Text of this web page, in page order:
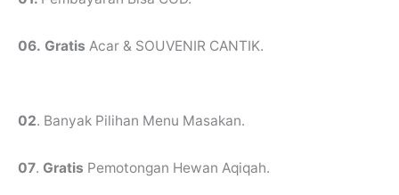
06. Gratis Acar & SOUVENIR CANTIK.
02. Banyak Pilihan Menu Masakan.
07. Gratis Pemotongan Hewan Aqiqah.